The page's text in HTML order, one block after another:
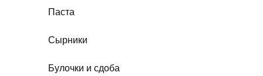
Паста
Сырники
Булочки и сдоба